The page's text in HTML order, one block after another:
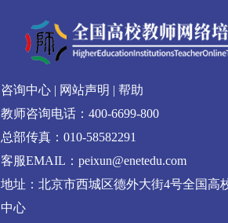
咨询中心 | 网站声明 | 帮助
教师咨询电话：400-6699-800
总部传真：010-58582291
客服EMAIL：peixun@enetedu.com
地址：北京市西城区德外大街4号全国高
中心